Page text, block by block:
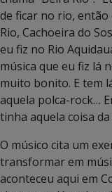
de ficar no rio, então
Rio, Cachoeira do
eu fiz no Rio
música que eu fiz lá
muito bonito. E tem
aquela polca-rock…
tinha aquela coisa
O músico cita um
transformar em
aconteceu aqui em